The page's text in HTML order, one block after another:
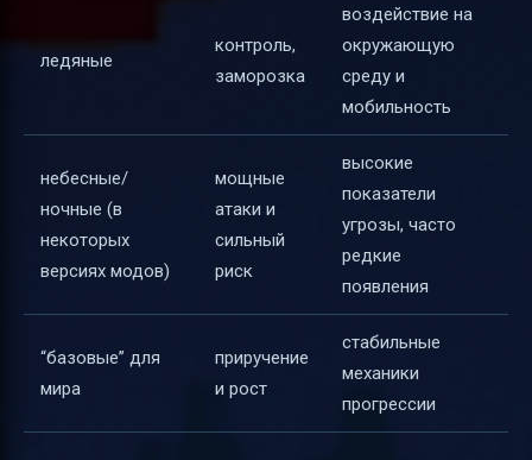
ледяные
контроль,
заморозка
воздействие на
окружающую
среду и
мобильность
небесные/
ночные (в
некоторых
версиях модов)
мощные
атаки и
сильный
риск
высокие
показатели
угрозы, часто
редкие
появления
“базовые” для
мира
приручение
и рост
стабильные
механики
прогрессии